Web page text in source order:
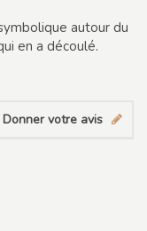
autour du
en a découlé.
Donner votre avis